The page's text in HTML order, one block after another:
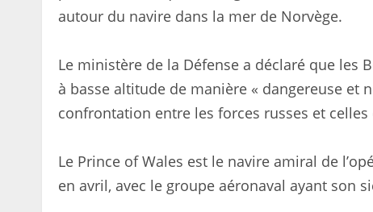
autour du navire dans la mer de Norvège.
Le ministère de la Défense a déclaré que les
à basse altitude de manière « dangereuse
confrontation entre les forces russes et celles
Le Prince of Wales est le navire amiral de
en avril, avec le groupe aéronaval ayant son